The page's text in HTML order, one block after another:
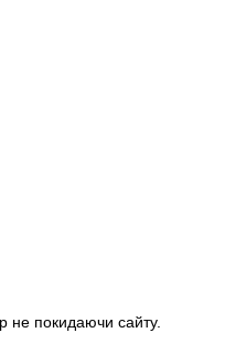
не покидаючи сайту.